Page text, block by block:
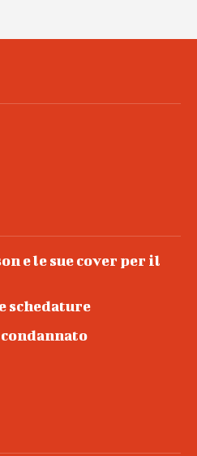
e le sue cover per il
schedature